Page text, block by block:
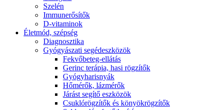
Szelén
Immunerősítők
D-vitaminok
Életmód, szépség
Diagnosztika
Gyógyászati segédeszközök
Fekvőbeteg-ellátás
Gerinc terápia, hasi rögzítők
Gyógyharisnyák
Hőmérők, lázmérők
Járást segítő eszközök
Csuklórögzítők és könyökrögzítők